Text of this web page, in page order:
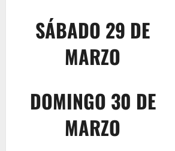
SÁBADO 29 DE
MARZO
DOMINGO 30 DE
MARZO